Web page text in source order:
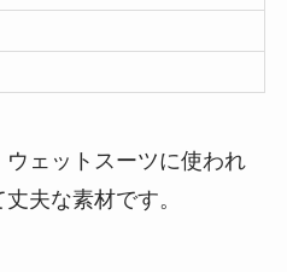
ェットスーツに使われ
夫な素材です。